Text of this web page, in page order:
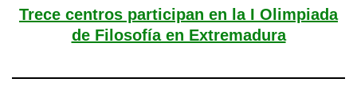
Trece centros participan en la I Olimpiada
de Filosofía en Extremadura